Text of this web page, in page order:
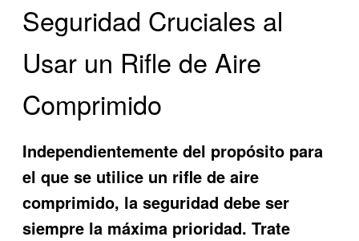
Seguridad Cruciales al
Usar un Rifle de Aire
Comprimido
Independientemente del propósito para
el que se utilice un rifle de aire
comprimido, la seguridad debe ser
siempre la máxima prioridad. Trate